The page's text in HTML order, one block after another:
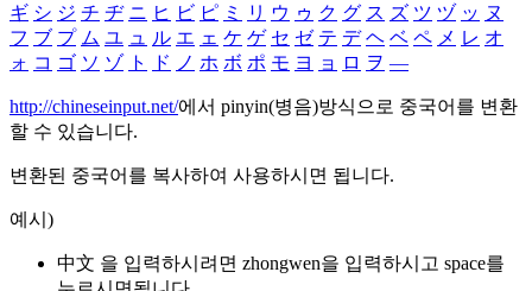
ギ シ ジ チ ヂ ニ ヒ ビ ピ ミ リ ウ ゥ ク グ ス ズ ツ ヅ ッ ヌ
フ ブ プ ム ユ ュ ル エ ェ ケ ゲ セ ゼ テ デ ヘ ベ ペ メ レ オ
ォ コ ゴ ソ ゾ ト ド ノ ホ ボ ポ モ ヨ ョ ロ ヲ ―
http://chineseinput.net/에서 pinyin(병음)방식으로 중국어를 변환
할 수 있습니다.
변환된 중국어를 복사하여 사용하시면 됩니다.
예시)
中文 을 입력하시려면 zhongwen을 입력하시고 space를